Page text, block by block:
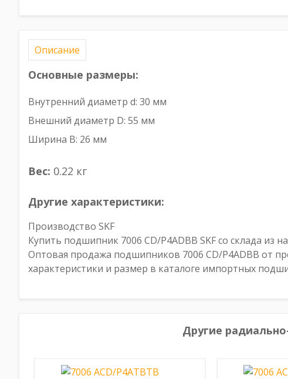
Описание
Основные размеры:
Внутренний диаметр d: 30 мм
Внешний диаметр D: 55 мм
Ширина B: 26 мм
Вес: 0.22 кг
Другие характеристики:
Производство SKF
Купить подшипник 7006 CD/P4ADBB SKF со склада из
Оптовая продажа подшипников 7006 CD/P4ADBB от
характеристики и размер в каталоге импортных
Другие